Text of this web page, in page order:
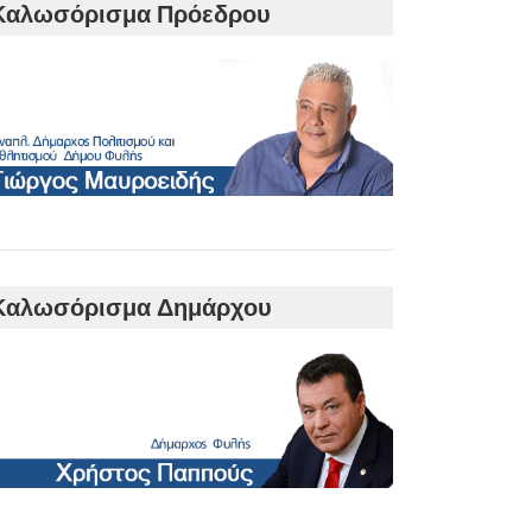
Πρόεδρου
Δημάρχου